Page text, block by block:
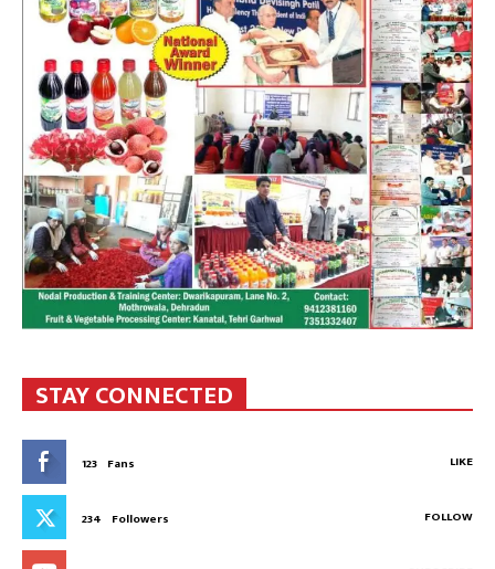
STAY CONNECTED
123 Fans LIKE
234 Followers FOLLOW